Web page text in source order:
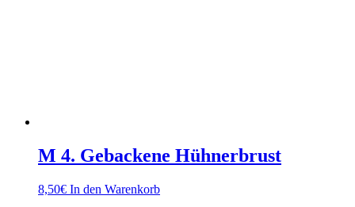
M 4. Gebackene Hühnerbrust
8,50€ In den Warenkorb